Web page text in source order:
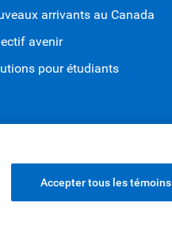
arrivants au Canada
avenir
pour étudiants
Accepter tous les témoins